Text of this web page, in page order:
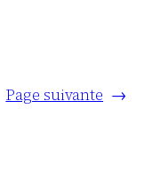
Page suivante →